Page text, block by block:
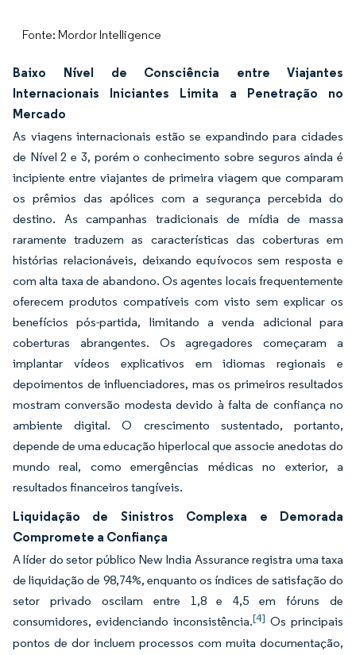
Fonte: Mordor Intelligence
Baixo Nível de Consciência entre Viajantes
Internacionais Iniciantes Limita a Penetração no
Mercado
As viagens internacionais estão se expandindo para cidades
de Nível 2 e 3, porém o conhecimento sobre seguros ainda é
incipiente entre viajantes de primeira viagem que comparam
os prêmios das apólices com a segurança percebida do
destino. As campanhas tradicionais de mídia de massa
raramente traduzem as características das coberturas em
histórias relacionáveis, deixando equívocos sem resposta e
com alta taxa de abandono. Os agentes locais frequentemente
oferecem produtos compatíveis com visto sem explicar os
benefícios pós-partida, limitando a venda adicional para
coberturas abrangentes. Os agregadores começaram a
implantar vídeos explicativos em idiomas regionais e
depoimentos de influenciadores, mas os primeiros resultados
mostram conversão modesta devido à falta de confiança no
ambiente digital. O crescimento sustentado, portanto,
depende de uma educação hiperlocal que associe anedotas do
mundo real, como emergências médicas no exterior, a
resultados financeiros tangíveis.
Liquidação de Sinistros Complexa e Demorada
Compromete a Confiança
A líder do setor público New India Assurance registra uma taxa
de liquidação de 98,74%, enquanto os índices de satisfação do
setor privado oscilam entre 1,8 e 4,5 em fóruns de
consumidores, evidenciando inconsistência.[4] Os principais
pontos de dor incluem processos com muita documentação,